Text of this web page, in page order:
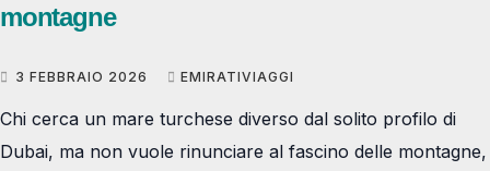
montagne
3 FEBBRAIO 2026 EMIRATIVIAGGI
Chi cerca un mare turchese diverso dal solito profilo di
Dubai, ma non vuole rinunciare al fascino delle montagne,